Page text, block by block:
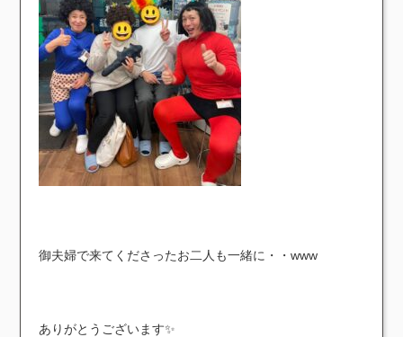
御夫婦で来てくださったお二人も一緒に・・www
ありがとうございます✨️